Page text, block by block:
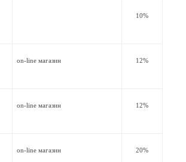
10%
on-line магазин 12%
on-line магазин 12%
on-line магазин 20%